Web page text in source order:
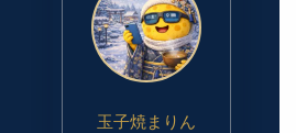
玉子焼まりん